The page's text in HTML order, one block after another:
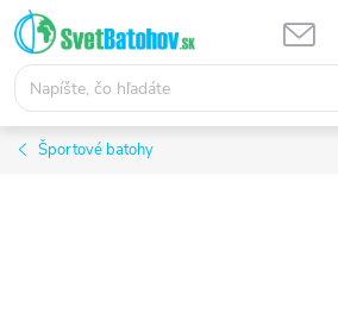
Prejsť
na
obsah
Športové batohy